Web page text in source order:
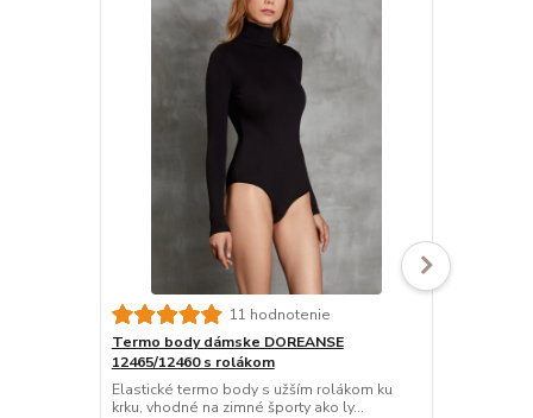
11 hodnotenie
Termo body dámske DOREANSE
12465/12460 s rolákom
Elastické termo body s užším rolákom ku
krku, vhodné na zimné športy ako ly...